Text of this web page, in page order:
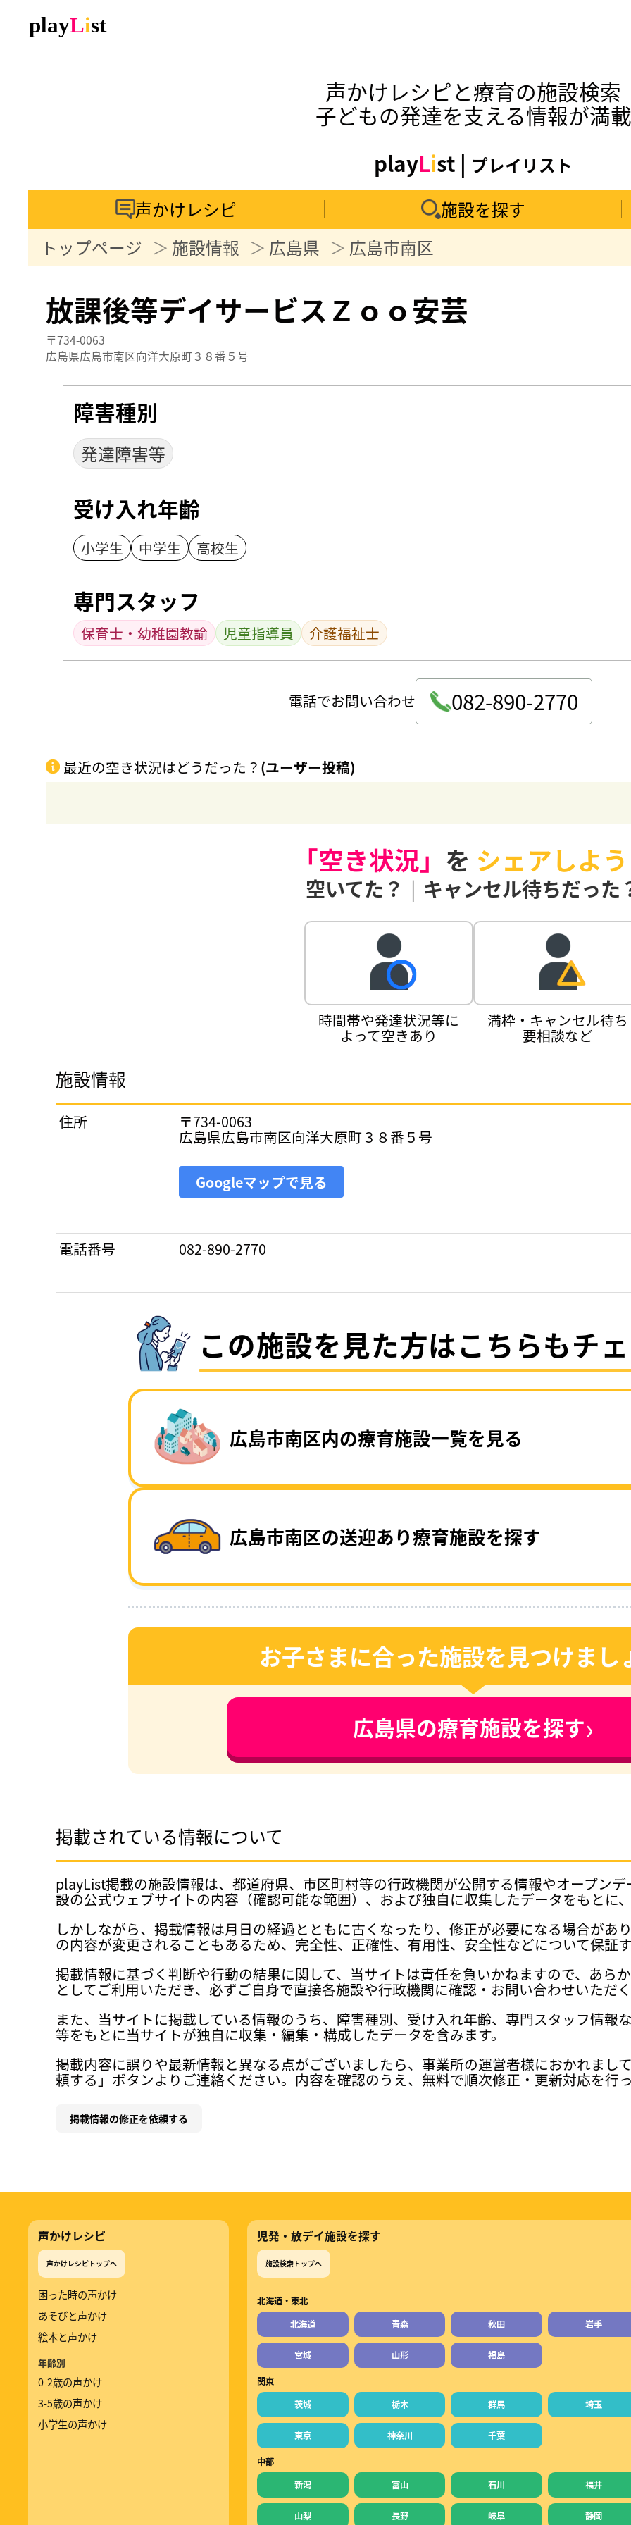
声かけレシピと療育の施設検索
子どもの発達を支える情報が満載
playList | プレイリスト
声かけレシピ
施設を探す
トップページ
施設情報 広島県 広島市南区
放課後等デイサービスＺｏｏ安芸
〒734-0063
広島県広島市南区向洋大原町３８番５号
障害種別
発達障害等
受け入れ年齢
小学生 中学生 高校生
専門スタッフ
保育士・幼稚園教諭 児童指導員 介護福祉士
電話でお問い合わせ 082-890-2770
最近の空き状況はどうだった？ (ユーザー投稿)
「空き状況」 を シェアしよ
空いてた？ | キャンセル待ちだった
時間帯や発達状況等に
よって空きあり
満枠・キャンセル待ち
要相談など
施設情報
住所 〒734-0063
広島県広島市南区向洋大原町３８番５号
Googleマップで見る
電話番号 082-890-2770
この施設を見た方はこちらもチ
広島市南区内の療育施設一覧を見る
広島市南区の送迎あり療育施設を探す
お子さまに合った施設を見つけまし
広島県の療育施設を探す›
掲載されている情報について
playList掲載の施設情報は、都道府県、市区町村等の行政機関が公開する情報やオープン
設の公式ウェブサイトの内容（確認可能な範囲）、および独自に収集したデータをもとに
しかしながら、掲載情報は月日の経過とともに古くなったり、修正が必要になる場合があ
の内容が変更されることもあるため、完全性、正確性、有用性、安全性などについて保証
掲載情報に基づく判断や行動の結果に関して、当サイトは責任を負いかねますので、あら
としてご利用いただき、必ずご自身で直接各施設や行政機関に確認・お問い合わせいただ
また、当サイトに掲載している情報のうち、障害種別、受け入れ年齢、専門スタッフ情報
等をもとに当サイトが独自に収集・編集・構成したデータを含みます。
掲載内容に誤りや最新情報と異なる点がございましたら、事業所の運営者様におかれまし
頼する」ボタンよりご連絡ください。内容を確認のうえ、無料で順次修正・更新対応を行
掲載情報の修正を依頼する
声かけレシピ
声かけレシピトップへ
困った時の声かけ
あそびと声かけ
絵本と声かけ
年齢別
0-2歳の声かけ
3-5歳の声かけ
小学生の声かけ
児発・放デイ施設を探す
施設検索トップへ
北海道・東北
北海道
青森 秋田 岩手
宮城 山形 福島
関東
茨城
栃木 群馬 埼玉
東京 神奈川 千葉
中部
新潟
富山 石川 福井
山梨 長野 岐阜 静岡